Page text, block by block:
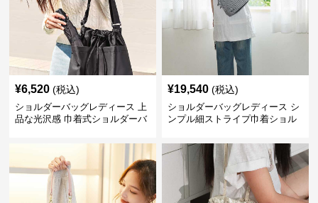
¥6,520 (税込)
ショルダーバッグレディース 上
品な光沢感 巾着式ショルダーバ
¥19,540 (税込)
ショルダーバッグレディース シ
ンプル細ストライプ巾着ショル